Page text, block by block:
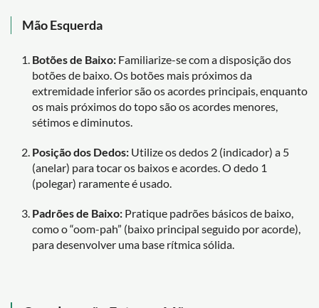
Mão Esquerda
Botões de Baixo: Familiarize-se com a disposição dos
botões de baixo. Os botões mais próximos da
extremidade inferior são os acordes principais, enquanto
os mais próximos do topo são os acordes menores,
sétimos e diminutos.
Posição dos Dedos: Utilize os dedos 2 (indicador) a 5
(anelar) para tocar os baixos e acordes. O dedo 1
(polegar) raramente é usado.
Padrões de Baixo: Pratique padrões básicos de baixo,
como o “oom-pah” (baixo principal seguido por acorde),
para desenvolver uma base rítmica sólida.